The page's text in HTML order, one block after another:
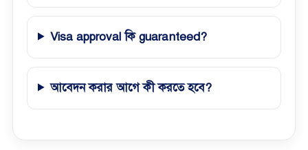
Visa approval কি guaranteed?
আবেদন করার আগে কী করতে হবে?